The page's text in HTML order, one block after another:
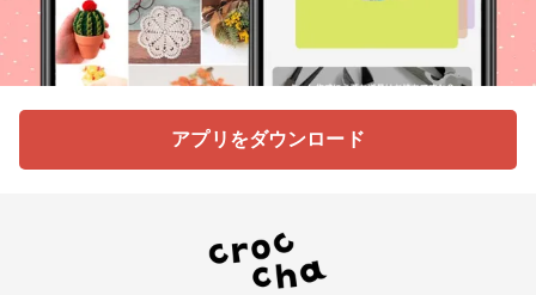
アプリをダウンロード